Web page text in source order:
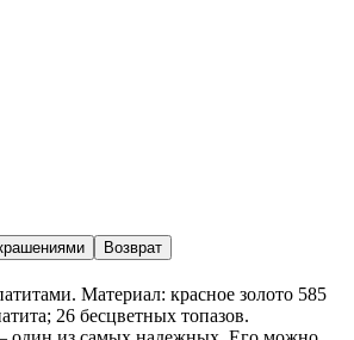
Возврат
Материал: красное золото 585
26 бесцветных топазов.